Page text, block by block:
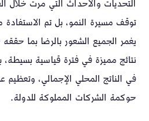
التحديات والأحداث التي مرت خلال
توقف مسيرة النمو، بل تم
يغمر الجميع الشعور بالرضا بما
نتائج مميزة في فترة قياسية
في الناتج المحلي الإجمالي، وتعظيم
حوكمة الشركات المملوكة للدولة.